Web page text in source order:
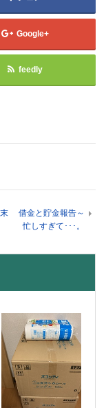
Google+
feedly
借金と貯金報告～
忙しすぎて･･･。